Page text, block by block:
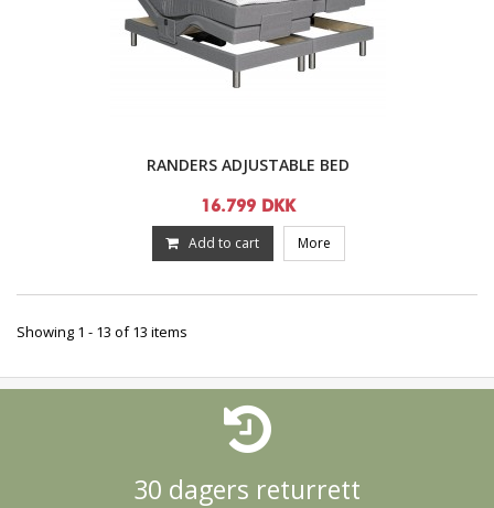
RANDERS ADJUSTABLE BED
16.799 DKK
Add to cart More
Showing 1 - 13 of 13 items
30 dagers returrett